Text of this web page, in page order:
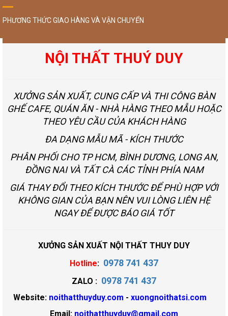
PHƯƠNG THỨC GIAO HÀNG VÀ VẬN CHUYỂN
NỘI THẤT THUÝ DUY
XƯỞNG SẢN XUẤT, CUNG CẤP VÀ THI CÔNG BÀN
GHẾ CAFE, QUÁN ĂN - NHÀ HÀNG THEO MẪU HOẶC
THEO YÊU CẦU CỦA KHÁCH HÀNG
ĐA DẠNG MẪU MÃ - KÍCH THƯỚC
PHÂN PHỐI CHO TP HCM, BÌNH DƯƠNG, LONG AN,
ĐỒNG NAI VÀ TẤT CÀ CÁC TỈNH PHÍA NAM
GIÁ THAY ĐỔI THEO KÍCH THƯỚC ĐỂ PHÙ HỢP VỚI
KHÔNG GIAN CỦA BẠN NÊN VUI LÒNG LIÊN HỆ
NGAY ĐỂ ĐƯỢC BÁO GIÁ TỐT
XƯỞNG SẢN XUẤT NỘI THẤT THUY DUY
Hotline: 0978 741 437
ZALO : 0978 741 437
Website: noithatthuyduy.com - xuongnoithatsi.com
Email: noithatthuyduy@gmail.com